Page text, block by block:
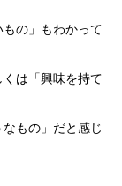
の」もわかって
は「興味を持て
もの」だと感じ